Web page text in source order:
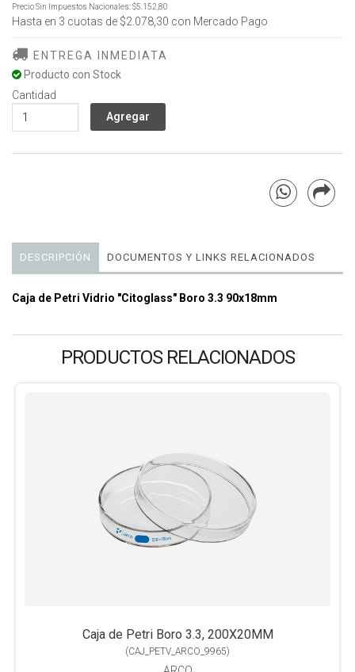
Precio Sin Impuestos Nacionales:$5.152,80
Hasta en 3 cuotas de $2.078,30 con Mercado Pago
ENTREGA INMEDIATA
Producto con Stock
Cantidad
DESCRIPCIÓN DOCUMENTOS Y LINKS RELACIONADOS
Caja de Petri Vidrio "Citoglass" Boro 3.3 90x18mm
PRODUCTOS RELACIONADOS
Caja de Petri Boro 3.3, 200X20MM
(CAJ_PETV_ARCO_9965)